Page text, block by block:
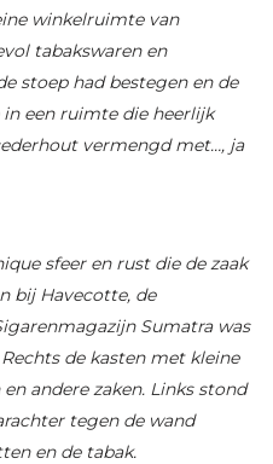
winkelruimte van
tabakswaren en
stoep had bestegen en de
een ruimte die heerlijk
vermengd met…, ja
sfeer en rust die de zaak
bij Havecotte, de
Sumatra was
de kasten met kleine
andere zaken. Links stond
tegen de wand
en de tabak.